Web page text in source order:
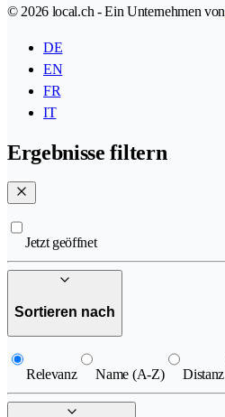
© 2026 local.ch - Ein Unternehmen von
DE
EN
FR
IT
Ergebnisse filtern
Jetzt geöffnet
Sortieren nach
Relevanz Name (A-Z) Distanz